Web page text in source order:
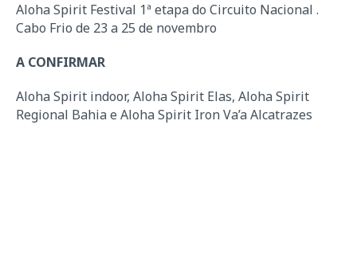
Aloha Spirit Festival 1ª etapa do Circuito Nacional .
Cabo Frio de 23 a 25 de novembro
A CONFIRMAR
Aloha Spirit indoor, Aloha Spirit Elas, Aloha Spirit
Regional Bahia e Aloha Spirit Iron Va’a Alcatrazes